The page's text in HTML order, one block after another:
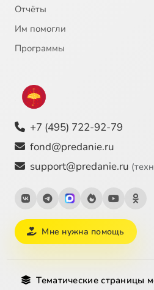
Отчёты
Им помогли
Программы
+7 (495) 722-92-79
fond@predanie.ru
support@predanie.ru
Мне нужна помощь
Тематические страницы